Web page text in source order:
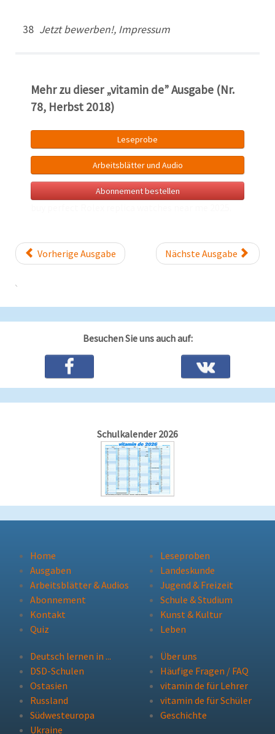
38 Jetzt bewerben!, Impressum
Mehr zu dieser „vitamin de” Ausgabe (Nr.
78, Herbst 2018)
Leseprobe
Arbeitsblätter und Audio
Abonnement bestellen
Vorherige Ausgabe Nächste Ausgabe
Besuchen Sie uns auch auf:
Schulkalender 2026
Home
Ausgaben
Arbeitsblätter & Audios
Abonnement
Kontakt
Quiz
Leseproben
Landeskunde
Jugend & Freizeit
Schule & Studium
Kunst & Kultur
Leben
Deutsch lernen in ...
DSD-Schulen
Ostasien
Russland
Südwesteuropa
Ukraine
Über uns
Häufige Fragen / FAQ
vitamin de für Lehrer
vitamin de für Schüler
Geschichte